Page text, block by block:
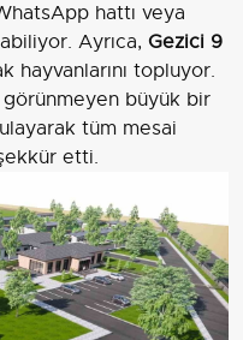
hattı veya
Ayrıca, Gezici 9
hayvanlarını topluyor.
görünmeyen büyük bir
tüm mesai
etti.